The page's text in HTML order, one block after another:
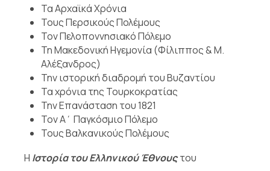
Τα Αρχαϊκά Χρόνια
Τους Περσικούς Πολέμους
Τον Πελοποννησιακό Πόλεμο
Τη Μακεδονική Ηγεμονία (Φίλιππος & Μ.
Αλέξανδρος)
Την ιστορική διαδρομή του Βυζαντίου
Τα χρόνια της Τουρκοκρατίας
Την Επανάσταση του 1821
Τον Α΄ Παγκόσμιο Πόλεμο
Τους Βαλκανικούς Πολέμους
Η Ιστορία του Ελληνικού Έθνουςτου